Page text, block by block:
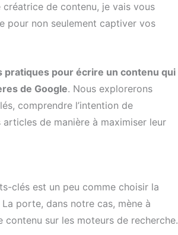
créatrice de contenu, je vais vous
pour non seulement captiver vos
pratiques pour écrire un contenu qui
de Google. Nous explorerons
comprendre l’intention de
de manière à maximiser leur
clés est un peu comme choisir la
porte, dans notre cas, mène à
sur les moteurs de recherche.